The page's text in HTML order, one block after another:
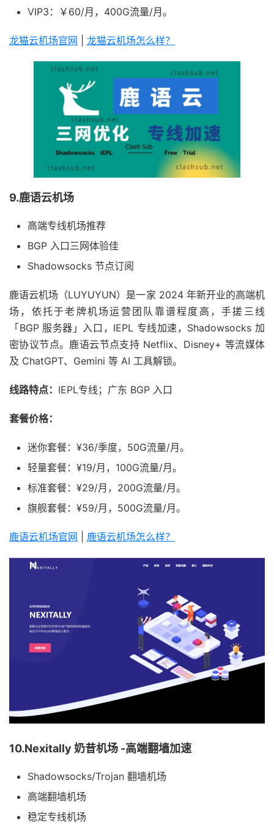
VIP3：￥60/月，400G流量/月。
龙猫云机场官网 龙猫云机场怎么样？
9.鹿语云机场
高端专线机场推荐
BGP 入口三网体验佳
Shadowsocks 节点订阅
鹿语云机场（LUYUYUN）是一家 2024 年新开业的高端机
场，依托于老牌机场运营团队靠谱程度高，手搓三线
「BGP 服务器」入口，IEPL 专线加速，Shadowsocks 加
密协议节点。鹿语云节点支持 Netflix、Disney+ 等流媒体
及 ChatGPT、Gemini 等 AI 工具解锁。
线路特点： IEPL专线；广东 BGP 入口
套餐价格：
迷你套餐：¥36/季度，50G流量/月。
轻量套餐：¥19/月，100G流量/月。
标准套餐：¥29/月，200G流量/月。
旗舰套餐：¥59/月，500G流量/月。
鹿语云机场官网 鹿语云机场怎么样？
10.Nexitally 奶昔机场 -高端翻墙加速
Shadowsocks/Trojan 翻墙机场
高端翻墙机场
稳定专线机场